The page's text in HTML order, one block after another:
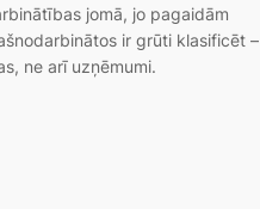
jomā, jo pagaidām
ir grūti klasificēt –
ne arī uzņēmumi.